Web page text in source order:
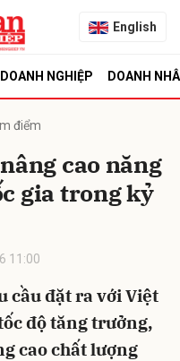
English
DOANH NGHIỆP DOANH
điểm
cao năng
gia trong kỷ
11:00
cầu đặt ra với Việt
độ tăng trưởng,
cao chất lượng
Hủy